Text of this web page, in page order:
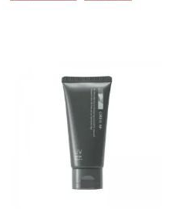
EX（アルミナ、ヒアルロン酸
Na）、密着エアリーパウダー
EX（ポリアスパラギン酸Na、マイ
カ）配合＝仕上がり向上成分
届けます。真皮のコラーゲン産生を
促進し、年齢とともに刻まれる深い
悩みのシワを改善しながら、過剰な
メラニン生成を防ぎ未来のシミ・ソ
バカスを予防します。さらに独自研
究に基づいた浸透型ハリ保湿成分
(*6)で大人肌にハリ感をプラス。す